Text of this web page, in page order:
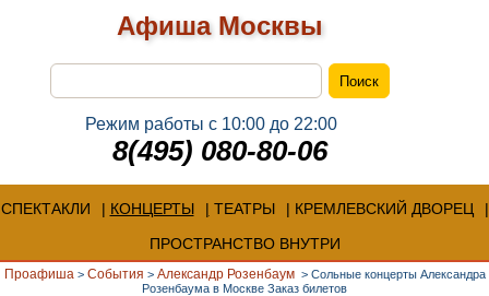
Афиша Москвы
Режим работы с 10:00 до 22:00
8(495) 080-80-06
СПЕКТАКЛИ КОНЦЕРТЫ ТЕАТРЫ
КРЕМЛЕВСКИЙ ДВОРЕЦ
ПРОСТРАНСТВО ВНУТРИ
Проафиша > События > Александр Розенбаум > Сольные концерты Александра
Розенбаума в Москве Заказ билетов